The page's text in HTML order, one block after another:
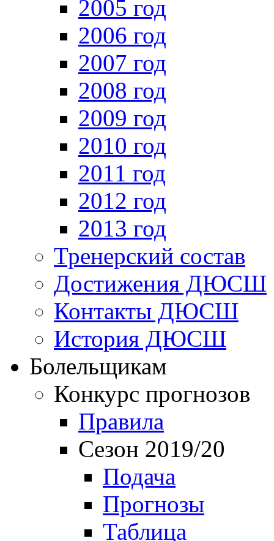
2005 год
2006 год
2007 год
2008 год
2009 год
2010 год
2011 год
2012 год
2013 год
Тренерский состав
Достижения ДЮСШ
Контакты ДЮСШ
История ДЮСШ
Болельщикам
Конкурс прогнозов
Правила
Сезон 2019/20
Подача
Прогнозы
Таблица